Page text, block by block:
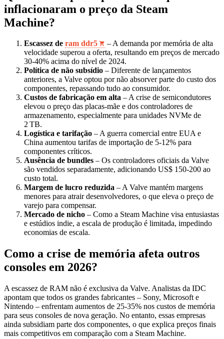
inflacionaram o preço da Steam
Machine?
Escassez de ram ddr5
– A demanda por memória de alta
velocidade superou a oferta, resultando em preços de mercado
30‑40% acima do nível de 2024.
Política de não subsídio – Diferente de lançamentos
anteriores, a Valve optou por não absorver parte do custo dos
componentes, repassando tudo ao consumidor.
Custos de fabricação em alta – A crise de semicondutores
elevou o preço das placas‑mãe e dos controladores de
armazenamento, especialmente para unidades NVMe de
2 TB.
Logística e tarifação – A guerra comercial entre EUA e
China aumentou tarifas de importação de 5‑12% para
componentes críticos.
Ausência de bundles – Os controladores oficiais da Valve
são vendidos separadamente, adicionando US$ 150‑200 ao
custo total.
Margem de lucro reduzida – A Valve mantém margens
menores para atrair desenvolvedores, o que eleva o preço de
varejo para compensar.
Mercado de nicho – Como a Steam Machine visa entusiastas
e estúdios indie, a escala de produção é limitada, impedindo
economias de escala.
Como a crise de memória afeta outros
consoles em 2026?
A escassez de RAM não é exclusiva da Valve. Analistas da IDC
apontam que todos os grandes fabricantes – Sony, Microsoft e
Nintendo – enfrentam aumentos de 25‑35% nos custos de memória
para seus consoles de nova geração. No entanto, essas empresas
ainda subsidiam parte dos componentes, o que explica preços finais
mais competitivos em comparação com a Steam Machine.